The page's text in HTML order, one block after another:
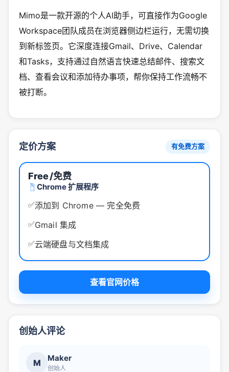
Mimo是一款开源的个人AI助手，可直接作为Google
Workspace团队成员在浏览器侧边栏运行，无需切换
到新标签页。它深度连接Gmail、Drive、Calendar
和Tasks，支持通过自然语言快速总结邮件、搜索文
档、查看会议和添加待办事项，帮你保持工作流畅不
被打断。
定价方案 有免费方案
Free/免费
Chrome 扩展程序
✅添加到 Chrome — 完全免费
✅Gmail 集成
✅云端硬盘与文档集成
查看官网价格
创始人评论
M Maker
创始人